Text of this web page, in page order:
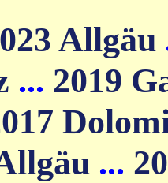
Allgäu
... 2019
...